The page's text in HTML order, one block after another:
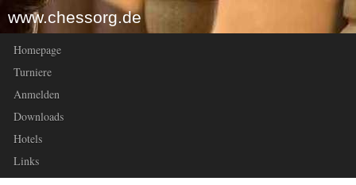
www.chessorg.de
Homepage
Turniere
Anmelden
Downloads
Hotels
Links